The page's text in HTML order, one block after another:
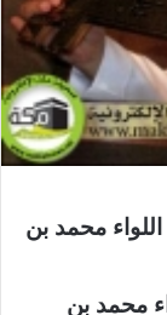
اللواء محمد بن
محمد بن